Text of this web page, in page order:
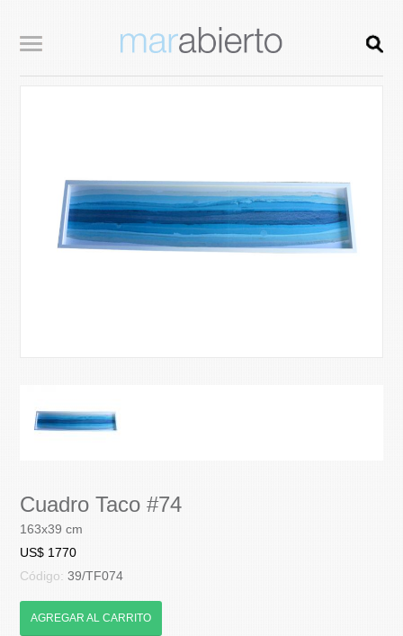
Cuadro Taco #74
163x39 cm
US$ 1770
Código:39/TF074
AGREGAR AL CARRITO